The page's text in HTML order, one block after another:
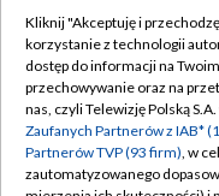
Abonament TVP
Emisja w TVP
Centrum informacji
Kliknij "Akceptuję i
korzystanie z technologii
dostęp do informacji na
przechowywanie oraz na
nas, czyli Telewizję Polską
Zaufanych Partnerów z IAB*
Partnerów TVP (93 firm), w
zautomatyzowanego